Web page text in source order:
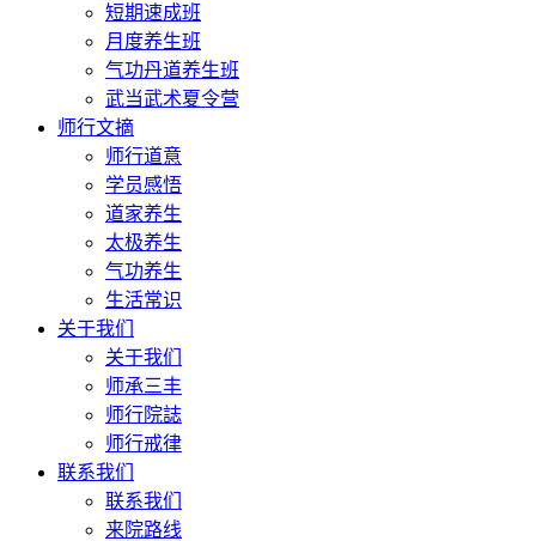
短期速成班
月度养生班
气功丹道养生班
武当武术夏令营
师行文摘
师行道意
学员感悟
道家养生
太极养生
气功养生
生活常识
关于我们
关于我们
师承三丰
师行院誌
师行戒律
联系我们
联系我们
来院路线